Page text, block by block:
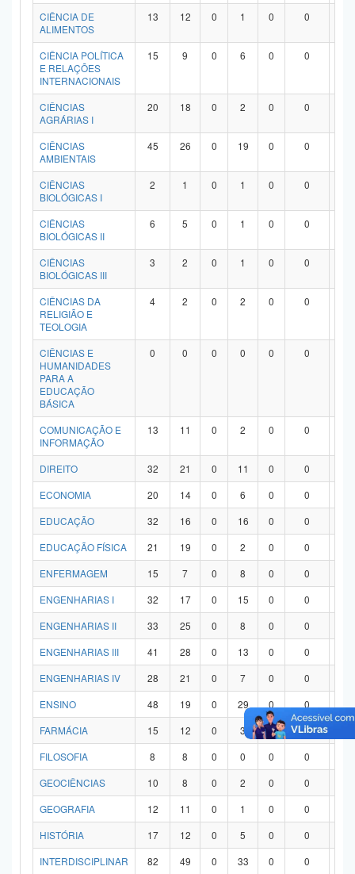
CIÊNCIA DE
ALIMENTOS
13 12 0 1 0 0
CIÊNCIA POLÍTICA
E RELAÇÕES
INTERNACIONAIS
15 9 0 6 0 0
CIÊNCIAS
AGRÁRIAS I
20 18 0 2 0 0
CIÊNCIAS
AMBIENTAIS
45 26 0 19 0 0
CIÊNCIAS
BIOLÓGICAS I
2 1 0 1 0 0
CIÊNCIAS
BIOLÓGICAS II
6 5 0 1 0 0
CIÊNCIAS
BIOLÓGICAS III
3 2 0 1 0 0
CIÊNCIAS DA
RELIGIÃO E
TEOLOGIA
4 2 0 2 0 0
CIÊNCIAS E
HUMANIDADES
PARA A
EDUCAÇÃO
BÁSICA
0 0 0 0 0 0
COMUNICAÇÃO E
INFORMAÇÃO
13 11 0 2 0 0
DIREITO 32 21 0 11 0 0
ECONOMIA
20 14 0 6 0 0
EDUCAÇÃO
32 16 0 16 0 0
EDUCAÇÃO FÍSICA
21 19 0 2 0 0
ENFERMAGEM
15 7 0 8 0 0
ENGENHARIAS I
32 17 0 15 0 0
ENGENHARIAS II
33 25 0 8 0 0
ENGENHARIAS III
41 28 0 13 0 0
ENGENHARIAS IV
28 21 0 7 0 0
ENSINO
48 19 0 29 0 0
FARMÁCIA
15 12 0 3 0 0
FILOSOFIA
8 8 0 0 0 0
GEOCIÊNCIAS
10 8 0 2 0 0
GEOGRAFIA
12 11 0 1 0 0
HISTÓRIA
17 12 0 5 0 0
INTERDISCIPLINAR
82 49 0 33 0 0